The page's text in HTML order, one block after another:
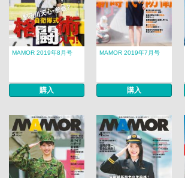
MAMOR 2019年8月号
購入
MAMOR 2019年7月号
購入